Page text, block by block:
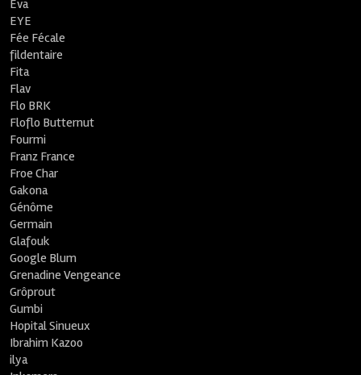
Eva
EYE
Fée Fécale
fildentaire
Fita
Flav
Flo BRK
Floflo Butternut
Fourmi
Franz France
Froe Char
Gakona
Génôme
Germain
Glafouk
Google Blum
Grenadine Vengeance
Grôprout
Gumbi
Hopital Sinueux
Ibrahim Kazoo
ilya